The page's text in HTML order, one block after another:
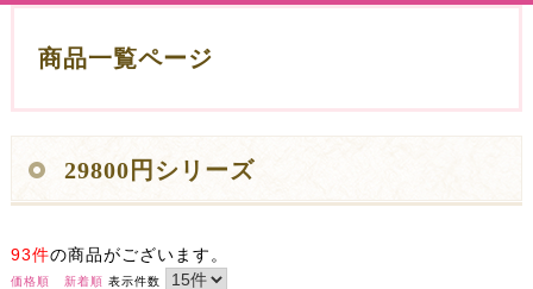
商品一覧ページ
29800円シリーズ
93件の商品がございます。
価格順 新着順 表示件数